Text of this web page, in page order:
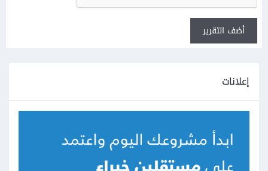
أضف التقرير
إعلانات